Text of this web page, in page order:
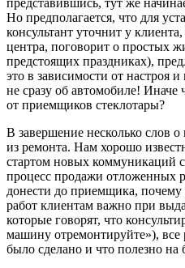
Но предполагается, что для
консультант уточнит у
центра, поговорит о простых
предстоящих праздниках),
это в зависимости от настроя
не сразу об автомобиле! Иначе
от приемщиков стеклотары?
В завершение несколько слов
из ремонта. Нам хорошо
стартом новых коммуникаций
процесс продажи отложенных
донести до приемщика, почему
работ клиентам важно при
которые говорят, что
машину отремонтируйте»), все
было сделано и что полезно на